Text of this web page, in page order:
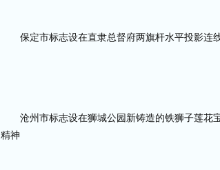
保定市标志设在直隶总督府两旗杆水平投影连
沧州市标志设在狮城公园新铸造的铁狮子莲花
精神